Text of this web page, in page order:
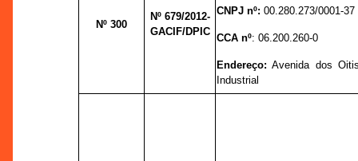
Nº 300
Nº 679/2012-
GACIF/DPIC
CNPJ nº:00.280.273/0001-37
CCA nº:06.200.260-0
Endereço: Avenida dos
Industrial